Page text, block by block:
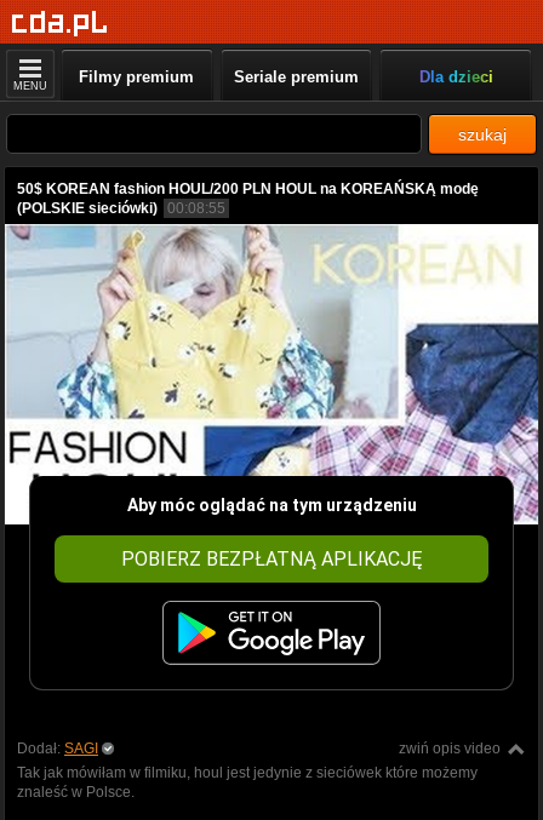
MENU Filmy premium Seriale premium Dla dzieci
szukaj
50$ KOREAN fashion HOUL/200 PLN HOUL na KOREAŃSKĄ modę
(POLSKIE sieciówki) 00:08:55
Aby móc oglądać na tym urządzeniu
POBIERZ BEZPŁATNĄ APLIKACJĘ
zwiń opis video
Dodał: SAGI
Tak jak mówiłam w filmiku, houl jest jedynie z sieciówek które możemy
znaleść w Polsce.